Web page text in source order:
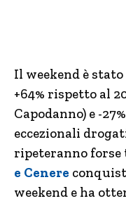
Il weekend è
+64% rispetto al
Capodanno) e -
eccezionali
ripeteranno forse
e Cenere
weekend e ha